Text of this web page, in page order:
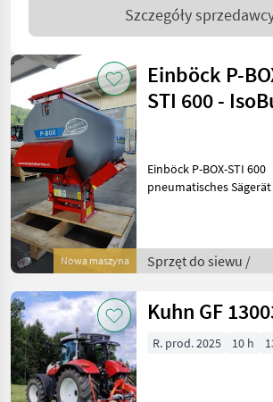
Szczegóły
Nowa maszyna
Einböck P-
STI 600 -
Einböck P-BOX-STI 600
pneumatisches Sägerät
Abdrehtaster +
Mengendosierung
Sprzęt do siewu /
Kuhn GF
R. prod. 2025 10 h